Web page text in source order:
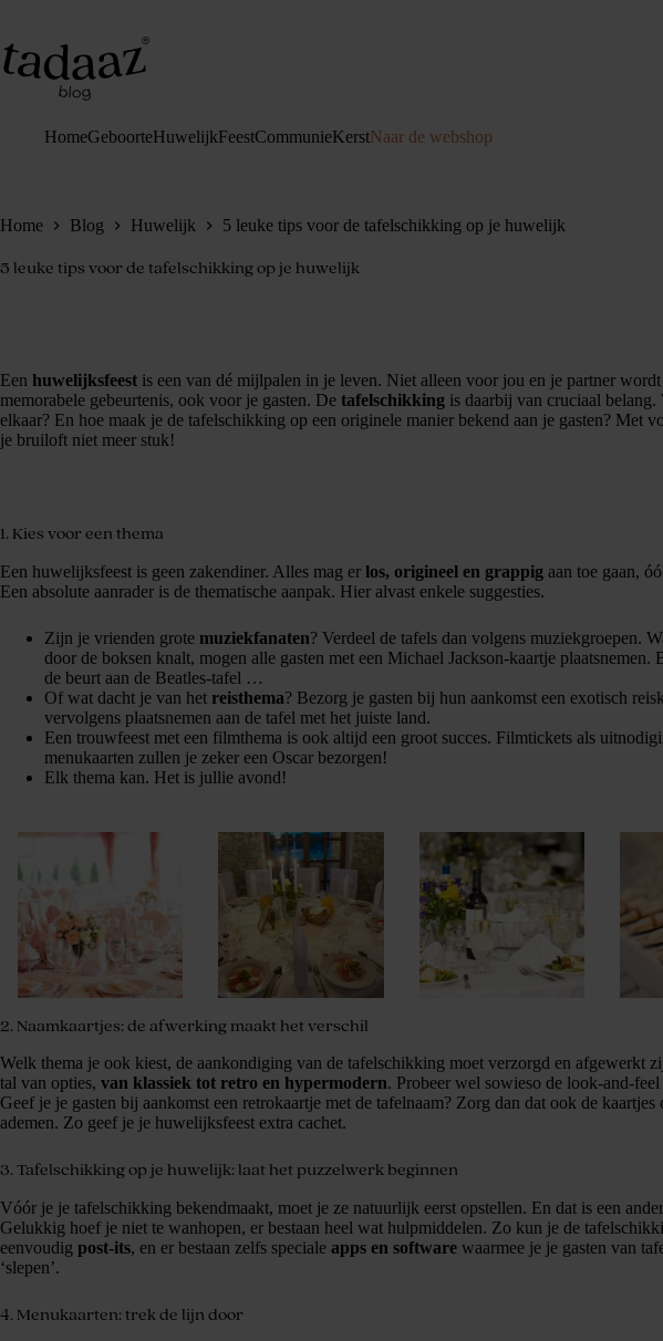
de
inhoud
HomeGeboorteHuwelijkFeestCommunieKerstNaar de webshop
Home Blog Huwelijk 5 leuke tips voor de tafelschikking op je huwelijk
5 leuke tips voor de tafelschikking op je huwelijk
Een huwelijksfeest is een van dé mijlpalen in je leven. Niet alleen voor jou en je partner wordt
memorabele gebeurtenis, ook voor je gasten. De tafelschikking is daarbij van cruciaal belang.
elkaar? En hoe maak je de tafelschikking op een originele manier bekend aan je gasten? Met
je bruiloft niet meer stuk!
1. Kies voor een thema
Een huwelijksfeest is geen zakendiner. Alles mag er los, origineel en grappig aan toe gaan,
Een absolute aanrader is de thematische aanpak. Hier alvast enkele suggesties.
Zijn je vrienden grote muziekfanaten? Verdeel de tafels dan volgens muziekgroepen.
door de boksen knalt, mogen alle gasten met een Michael Jackson-kaartje plaatsnemen.
de beurt aan de Beatles-tafel …
Of wat dacht je van het reisthema? Bezorg je gasten bij hun aankomst een exotisch
vervolgens plaatsnemen aan de tafel met het juiste land.
Een trouwfeest met een filmthema is ook altijd een groot succes. Filmtickets als
menukaarten zullen je zeker een Oscar bezorgen!
Elk thema kan. Het is jullie avond!
2. Naamkaartjes: de afwerking maakt het verschil
Welk thema je ook kiest, de aankondiging van de tafelschikking moet verzorgd en afgewerkt
tal van opties, van klassiek tot retro en hypermodern. Probeer wel sowieso de look-and-
Geef je je gasten bij aankomst een retrokaartje met de tafelnaam? Zorg dan dat ook de
ademen. Zo geef je je huwelijksfeest extra cachet.
3. Tafelschikking op je huwelijk: laat het puzzelwerk beginnen
Vóór je je tafelschikking bekendmaakt, moet je ze natuurlijk eerst opstellen. En dat is een
Gelukkig hoef je niet te wanhopen, er bestaan heel wat hulpmiddelen. Zo kun je de
eenvoudig post-its, en er bestaan zelfs speciale apps en software waarmee je je gasten van
‘slepen’.
4. Menukaarten: trek de lijn door